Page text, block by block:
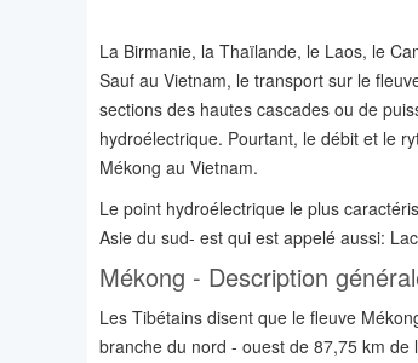
La Birmanie, la Thaïlande, le Laos, le
Sauf au Vietnam, le transport sur le
sections des hautes cascades ou de
hydroélectrique. Pourtant, le débit et le
Mékong au Vietnam.
Le point hydroélectrique le plus
Asie du sud- est qui est appelé aussi:
Mékong - Description
Les Tibétains disent que le fleuve
branche du nord - ouest de 87,75 km de